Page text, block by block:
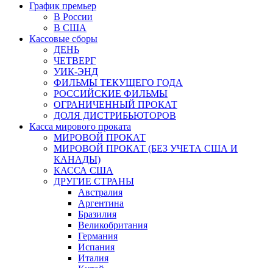
График премьер
В России
В США
Кассовые сборы
ДЕНЬ
ЧЕТВЕРГ
УИК-ЭНД
ФИЛЬМЫ ТЕКУЩЕГО ГОДА
РОССИЙСКИЕ ФИЛЬМЫ
ОГРАНИЧЕННЫЙ ПРОКАТ
ДОЛЯ ДИСТРИБЬЮТОРОВ
Касса мирового проката
МИРОВОЙ ПРОКАТ
МИРОВОЙ ПРОКАТ (БЕЗ УЧЕТА США И
КАНАДЫ)
КАССА США
ДРУГИЕ СТРАНЫ
Австралия
Аргентина
Бразилия
Великобритания
Германия
Испания
Италия